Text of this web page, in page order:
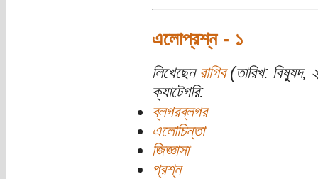
এলোপ্রশ্ন - ১
লিখেছেন রাগিব(তারিখ: বিষ্যুদ,
ক্যাটেগরি:
ব্লগরব্লগর
এলোচিন্তা
জিজ্ঞাসা
প্রশ্ন